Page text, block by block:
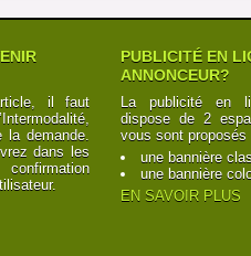
il faut
la demande.
dans les
PUBLICITÉ EN
ANNONCEUR?
La publicité en
dispose de 2
vous sont proposés
une bannière
une bannière
EN SAVOIR PLUS